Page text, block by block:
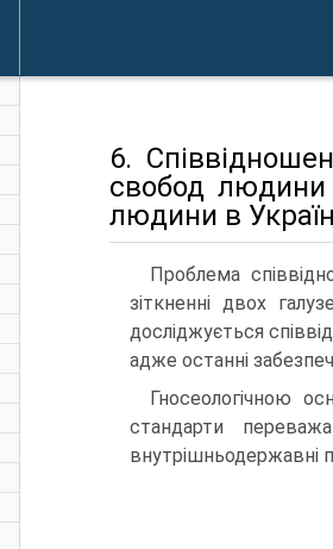
6.
свобод людини
людини в
Проблема
зіткненні двох
досліджується
адже останні
Гносеологічною
стандарти
внутрішньодержавні